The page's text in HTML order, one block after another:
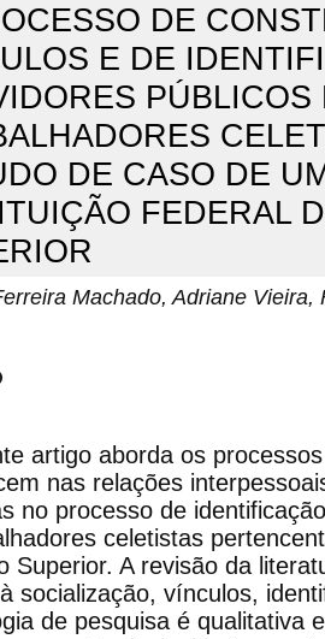
DE
E DE
PÚBLICOS
DE CASO DE
FEDERAL
Machado, Adriane Vieira,
artigo aborda os
nas relações
no processo de
celetistas
Superior. A revisão da
socialização, vínculos,
de pesquisa é qualitativa